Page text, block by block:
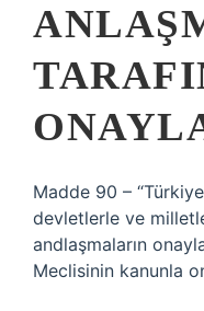
Madde 90 –
devletlerle ve
andlaşmaların
Meclisinin kanunla